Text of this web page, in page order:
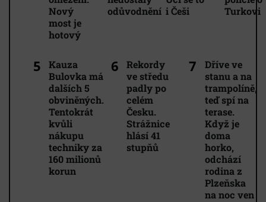
Nový
most je
hotový
odůvodnění i Češi
Turkovi
Kauza
Bulovka má
dalších 5
obviněných.
Tentokrát
kvůli
nákupu
techniky za
160 milionů
korun
Rekordy
ve středu
padly po
celém
Česku.
Strážnice
hlásí 41
stupňů
Dříve ve
stanu a na
trampolíně,
teď spí na
terase.
Když je
doma
horko,
odchází
rodina z
Plzeňska
na noc ven